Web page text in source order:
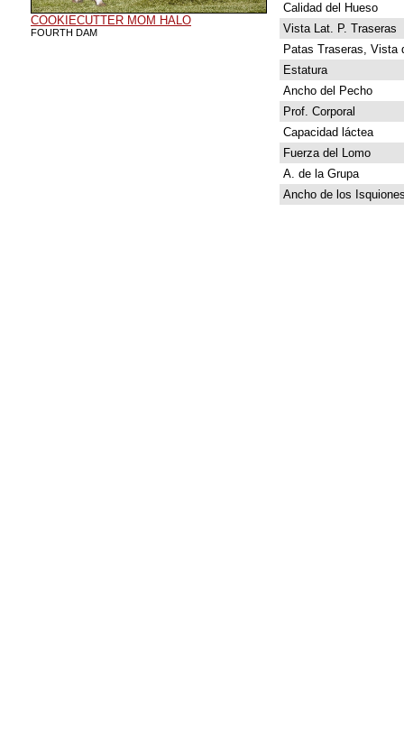
COOKIECUTTER MOM HALO
FOURTH DAM
Calidad del Hueso
Vista Lat. P. Traseras
Patas Traseras, Vista
Estatura
Ancho del Pecho
Prof. Corporal
Capacidad láctea
Fuerza del Lomo
A. de la Grupa
Ancho de los